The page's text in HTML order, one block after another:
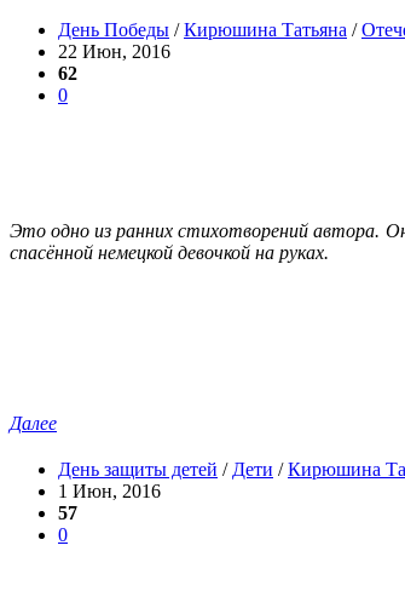
День Победы /Кирюшина Татьяна /
22 Июн, 2016
62
0
Это одно из ранних стихотворений автора.
спасённой немецкой девочкой на руках.
Далее
День защиты детей / Дети /Кирюшина
1 Июн, 2016
57
0